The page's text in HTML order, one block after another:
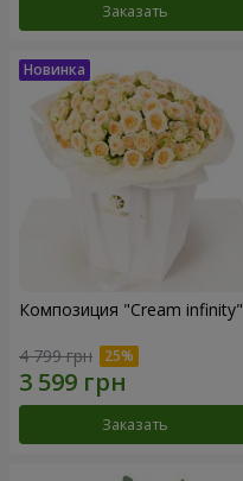
Заказать
Композиция "Cream infinity"
4 799 грн
Заказать